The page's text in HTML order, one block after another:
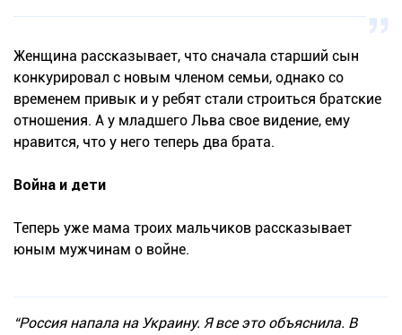
Женщина рассказывает, что сначала старший сын
конкурировал с новым членом семьи, однако со
временем привык и у ребят стали строиться братские
отношения. А у младшего Льва свое видение, ему
нравится, что у него теперь два брата.
Война и дети
Теперь уже мама троих мальчиков рассказывает
юным мужчинам о войне.
“Россия напала на Украину. Я все это объяснила. В